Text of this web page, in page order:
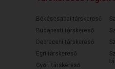
Békéscsabai társkereső
Budapesti társkereső
Debreceni társkereső
Egri társkereső
Győri társkereső